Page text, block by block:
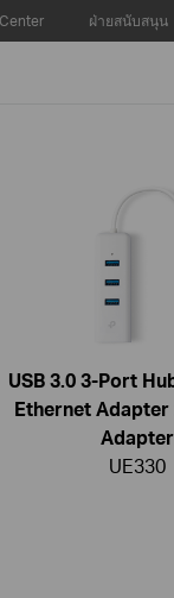
ฝ่ายสนับสนุน
USB 3.0 3-Port
Ethernet Adapter
Adapter
UE330